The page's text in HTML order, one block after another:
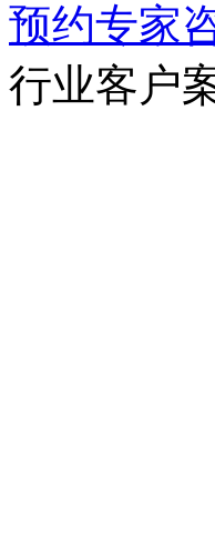
预约专家
行业客户